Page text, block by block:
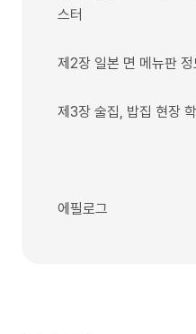
스터
제2장 일본 면 메뉴판
제3장 술집, 밥집 현장
에필로그